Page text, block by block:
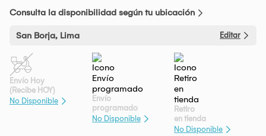
Consulta la disponibilidad según tu ubicación
San Borja, Lima Editar
Envío Hoy
(Recibe HOY)
No Disponible
Envío
programado
No Disponible
Retiro
en tienda
No Disponible